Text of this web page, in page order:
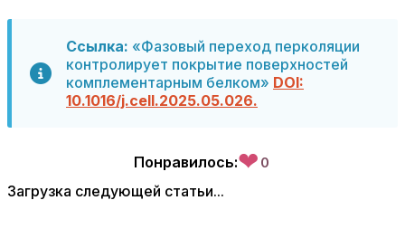
Ссылка: «Фазовый переход перколяции
контролирует покрытие поверхностей
комплементарным белком» DOI:
10.1016/j.cell.2025.05.026.
Понравилось:❤ 0
Загрузка следующей статьи...